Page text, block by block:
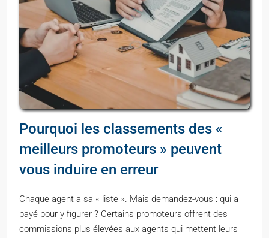
Pourquoi les classements des «
meilleurs promoteurs » peuvent
vous induire en erreur
Chaque agent a sa « liste ». Mais demandez-vous : qui a
payé pour y figurer ? Certains promoteurs offrent des
commissions plus élevées aux agents qui mettent leurs